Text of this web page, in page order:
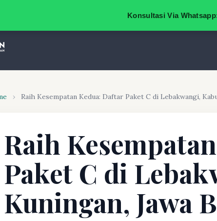
Konsultasi Via
› Raih Kesempatan Kedua: Daftar Paket C di Lebakwangi,
Raih
Paket C di
Kuningan, Jawa